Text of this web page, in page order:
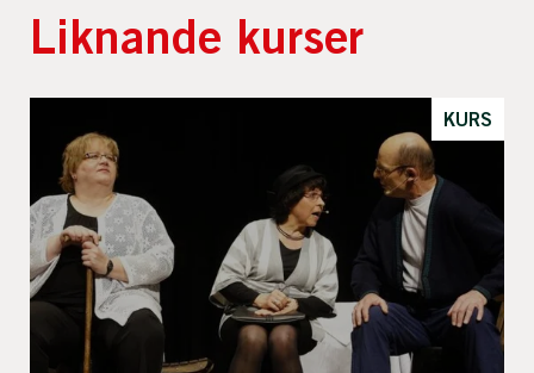
Liknande kurser
KURS